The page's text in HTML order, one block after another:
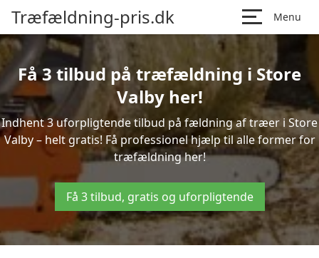
Træfældning-pris.dk Menu
Få 3 tilbud på træfældning i Store
Valby her!
Indhent 3 uforpligtende tilbud på fældning af træer i Store
Valby – helt gratis! Få professionel hjælp til alle former for
træfældning her!
Få 3 tilbud, gratis og uforpligtende